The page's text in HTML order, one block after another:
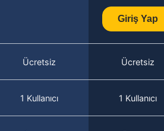
Giriş Yap
Ücretsiz Ücretsiz
1 Kullanıcı 1 Kullanıcı